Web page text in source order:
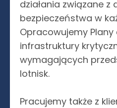
działania związane
bezpieczeństwa w
Opracowujemy
infrastruktury
wymagających
lotnisk.
Pracujemy także z